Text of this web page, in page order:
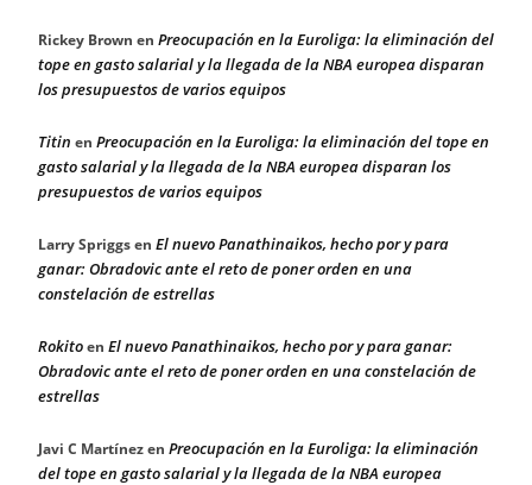
Rickey Brown en Preocupación en la Euroliga: la eliminación del
tope en gasto salarial y la llegada de la NBA europea disparan
los presupuestos de varios equipos
Titin en Preocupación en la Euroliga: la eliminación del tope en
gasto salarial y la llegada de la NBA europea disparan los
presupuestos de varios equipos
Larry Spriggsen El nuevo Panathinaikos, hecho por y para
ganar: Obradovic ante el reto de poner orden en una
constelación de estrellas
Rokitoen El nuevo Panathinaikos, hecho por y para ganar:
Obradovic ante el reto de poner orden en una constelación de
estrellas
Javi C Martínezen Preocupación en la Euroliga: la eliminación
del tope en gasto salarial y la llegada de la NBA europea